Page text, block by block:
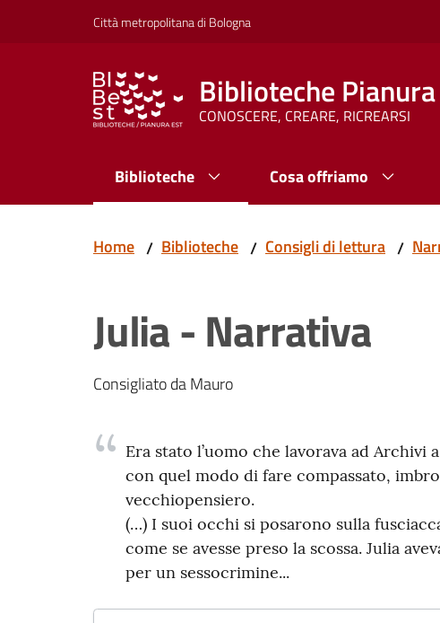
Vai al contenuto
Vai alla navigazioneCittà metropolitana di Bologna
Biblioteche
CONOSCERE, CREARE, RICREARSI
Biblioteche Cosa offriamo
Home / Biblioteche / Consigli di lettura /
Julia - Narrativa
Consigliato da Mauro
Era stato l’uomo che lavorava ad
con quel modo di fare compassato,
vecchiopensiero.
(…) I suoi occhi si posarono sulla
come se avesse preso la scossa. Julia
per un sessocrimine...